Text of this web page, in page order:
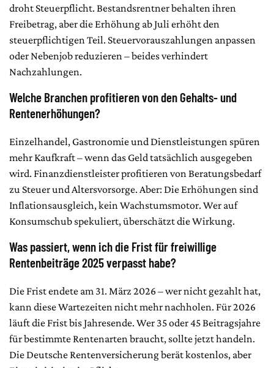
droht Steuerpflicht. Bestandsrentner behalten ihren
Freibetrag, aber die Erhöhung ab Juli erhöht den
steuerpflichtigen Teil. Steuervorauszahlungen anpassen
oder Nebenjob reduzieren – beides verhindert
Nachzahlungen.
Welche Branchen profitieren von den Gehalts- und
Rentenerhöhungen?
Einzelhandel, Gastronomie und Dienstleistungen spüren
mehr Kaufkraft – wenn das Geld tatsächlich ausgegeben
wird. Finanzdienstleister profitieren von Beratungsbedarf
zu Steuer und Altersvorsorge. Aber: Die Erhöhungen sind
Inflationsausgleich, kein Wachstumsmotor. Wer auf
Konsumschub spekuliert, überschätzt die Wirkung.
Was passiert, wenn ich die Frist für freiwillige
Rentenbeiträge 2025 verpasst habe?
Die Frist endete am 31. März 2026 – wer nicht gezahlt hat,
kann diese Wartezeiten nicht mehr nachholen. Für 2026
läuft die Frist bis Jahresende. Wer 35 oder 45 Beitragsjahre
für bestimmte Rentenarten braucht, sollte jetzt handeln.
Die Deutsche Rentenversicherung berät kostenlos, aber